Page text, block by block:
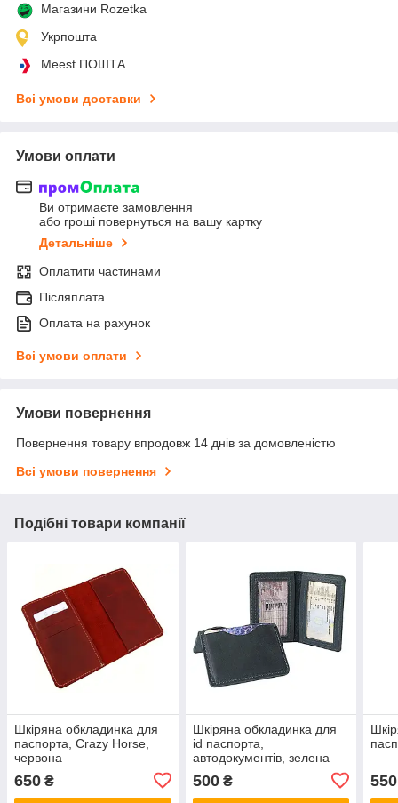
Магазини Rozetka
Укрпошта
Meest ПОШТА
Всі умови доставки
Умови оплати
Ви отримаєте замовлення
або гроші повернуться на вашу картку
Детальніше
Оплатити частинами
Післяплата
Оплата на рахунок
Всі умови оплати
Умови повернення
Повернення товару впродовж 14 днів за домовленістю
Всі умови повернення
Подібні товари компанії
Шкіряна обкладинка для
паспорта, Crazy Horse,
червона
650 ₴
Шкіряна обкладинка для
id паспорта,
автодокументів, зелена
500₴ 550